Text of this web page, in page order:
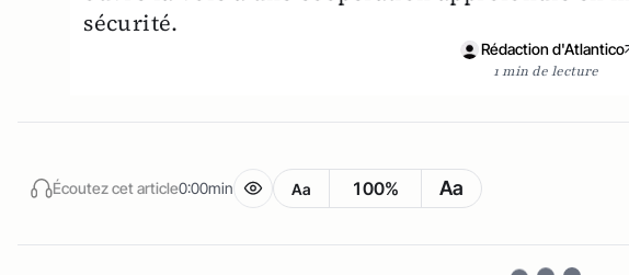
sécurité.
Rédaction d'Atlantico
1 min de lecture
Écoutez cet article0:00min Aa 100% Aa